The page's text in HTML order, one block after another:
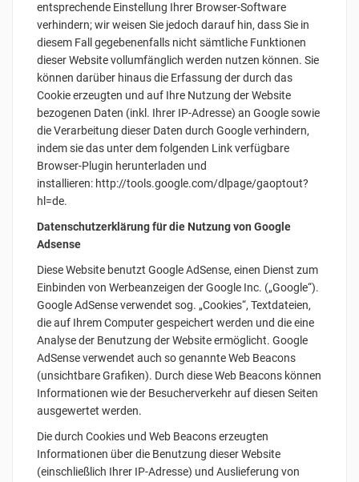
entsprechende Einstellung Ihrer Browser-Software
verhindern; wir weisen Sie jedoch darauf hin, dass Sie in
diesem Fall gegebenenfalls nicht sämtliche Funktionen
dieser Website vollumfänglich werden nutzen können. Sie
können darüber hinaus die Erfassung der durch das
Cookie erzeugten und auf Ihre Nutzung der Website
bezogenen Daten (inkl. Ihrer IP-Adresse) an Google sowie
die Verarbeitung dieser Daten durch Google verhindern,
indem sie das unter dem folgenden Link verfügbare
Browser-Plugin herunterladen und
installieren: http://tools.google.com/dlpage/gaoptout?
hl=de.
Datenschutzerklärung für die Nutzung von Google
Adsense
Diese Website benutzt Google AdSense, einen Dienst zum
Einbinden von Werbeanzeigen der Google Inc. („Google“).
Google AdSense verwendet sog. „Cookies“, Textdateien,
die auf Ihrem Computer gespeichert werden und die eine
Analyse der Benutzung der Website ermöglicht. Google
AdSense verwendet auch so genannte Web Beacons
(unsichtbare Grafiken). Durch diese Web Beacons können
Informationen wie der Besucherverkehr auf diesen Seiten
ausgewertet werden.
Die durch Cookies und Web Beacons erzeugten
Informationen über die Benutzung dieser Website
(einschließlich Ihrer IP-Adresse) und Auslieferung von